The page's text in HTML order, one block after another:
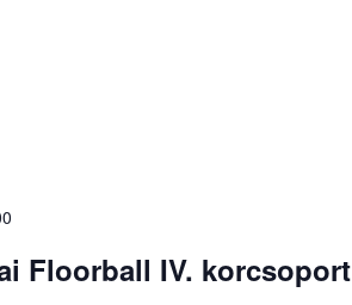
Floorball IV. korcsoport